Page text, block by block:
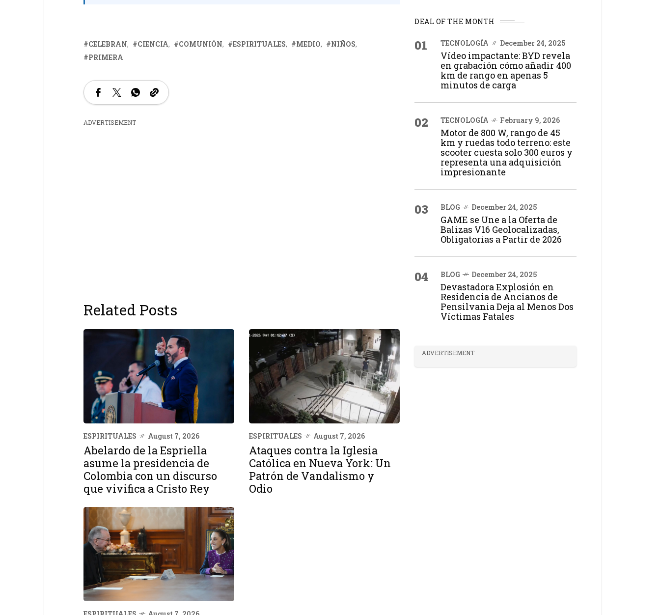
CELEBRAN CIENCIA COMUNIÓN ESPIRITUALES MEDIO
NIÑOS
PRIMERA
ADVERTISEMENT
Related Posts
ESPIRITUALES August 7, 2026
Abelardo de la Espriella
asume la presidencia de
Colombia con un discurso
que vivifica a Cristo Rey
ESPIRITUALES August 7, 2026
Ataques contra la Iglesia
Católica en Nueva York: Un
Patrón de Vandalismo y
Odio
DEAL OF THE MONTH
01 TECNOLOGÍA December 24, 2025
Vídeo impactante: BYD revela
en grabación cómo añadir 400
km de rango en apenas 5
minutos de carga
02 TECNOLOGÍA February 9, 2026
Motor de 800 W, rango de 45
km y ruedas todo terreno: este
scooter cuesta solo 300 euros y
representa una adquisición
impresionante
03 BLOG December 24, 2025
GAME se Une a la Oferta de
Balizas V16 Geolocalizadas,
Obligatorias a Partir de 2026
04 BLOG December 24, 2025
Devastadora Explosión en
Residencia de Ancianos de
Pensilvania Deja al Menos Dos
Víctimas Fatales
ADVERTISEMENT